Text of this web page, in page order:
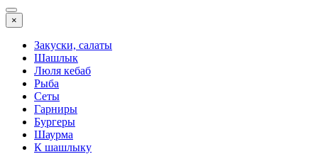
×
Закуски, салаты
Шашлык
Люля кебаб
Рыба
Сеты
Гарниры
Бургеры
Шаурма
К шашлыку